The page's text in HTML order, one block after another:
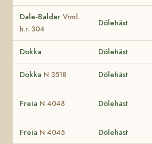
Dale-Balder Vrml.
h.r. 304
Dölehäst
Dokka Dölehäst
Dokka N 3518 Dölehäst
Freia N 4048 Dölehäst
Freia N 4045 Dölehäst